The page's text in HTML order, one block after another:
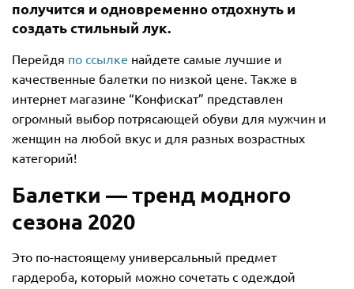
получится и одновременно отдохнуть и
создать стильный лук.
Перейдя по ссылке найдете самые лучшие и
качественные балетки по низкой цене. Также в
интернет магазине “Конфискат” представлен
огромный выбор потрясающей обуви для мужчин и
женщин на любой вкус и для разных возрастных
категорий!
Балетки — тренд модного
сезона 2020
Это по-настоящему универсальный предмет
гардероба, который можно сочетать с одеждой